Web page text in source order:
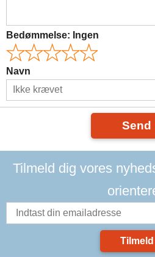
Bedømmelse: Ingen
Navn
Send
Tilmeld dig vores
Tilmeld